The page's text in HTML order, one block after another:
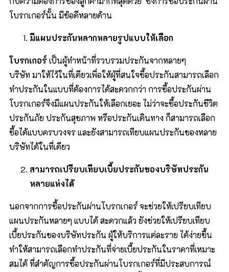
โบรกเกอร์นั้น มีข้อดีหลายด้าน
มีแผนประกันหลากหลายรูปแบบให้เลือก
โบรกเกอร์เป็นผู้ทำหน้าที่รวบรวมประกันจากหลายๆ
บริษัท มาให้ไว้ในที่เดียวเพื่อให้ผู้ที่สนใจซื้อประกันสามารถเลือก
ทำประกันในแบบที่ต้องการได้สะดวกกว่า การซื้อประกันผ่าน
โบรกเกอร์จึงมีแผนประกันให้เลือกเยอะ ไม่ว่าจะซื้อประกันชีวิต
ประกันภัย ประกันสุขภาพ หรือประกันเดินทาง ก็สามารถเลือก
ซื้อได้แบบครบวงจร และยังสามารถเทียบแผนประกันของหลาย
บริษัทได้ในที่เดียว
สามารถเปรียบเทียบเบี้ยประกันของบริษัทประกัน
หลายแห่งได้
นอกจากการซื้อประกันผ่านโบรกเกอร์ จะช่วยให้เปรียบเทียบ
แผนประกันหลายๆ แบบได้ สะดวกแล้ว ยังช่วยให้เปรียบเทียบ
เบี้ยประกันของบริษัทประกัน ผู้ให้บริการแต่ละราย ได้ง่ายขึ้น
ทำให้สามารถเลือกทำประกันที่จ่ายเบี้ยประกันในราคาที่เหมาะ
สมได้ ที่สำคัญการซื้อประกันผ่านโบรกเกอร์ที่มีประสบการณ์